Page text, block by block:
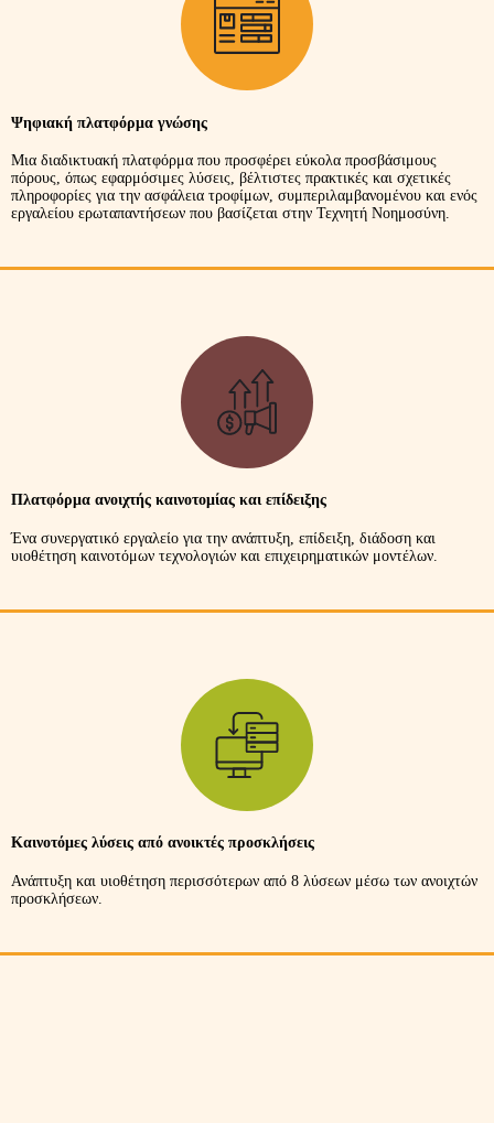
Ψηφιακή πλατφόρμα γνώσης
Μια διαδικτυακή πλατφόρμα που προσφέρει εύκολα προσβάσιμους
πόρους, όπως εφαρμόσιμες λύσεις, βέλτιστες πρακτικές και σχετικές
πληροφορίες για την ασφάλεια τροφίμων, συμπεριλαμβανομένου και ενός
εργαλείου ερωταπαντήσεων που βασίζεται στην Τεχνητή Νοημοσύνη.
Πλατφόρμα ανοιχτής καινοτομίας και επίδειξης
Ένα συνεργατικό εργαλείο για την ανάπτυξη, επίδειξη, διάδοση και
υιοθέτηση καινοτόμων τεχνολογιών και επιχειρηματικών μοντέλων.
Καινοτόμες λύσεις από ανοικτές προσκλήσεις
Ανάπτυξη και υιοθέτηση περισσότερων από 8 λύσεων μέσω των ανοιχτών
προσκλήσεων.